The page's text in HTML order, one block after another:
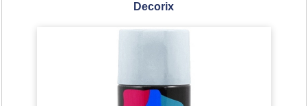
Decorix